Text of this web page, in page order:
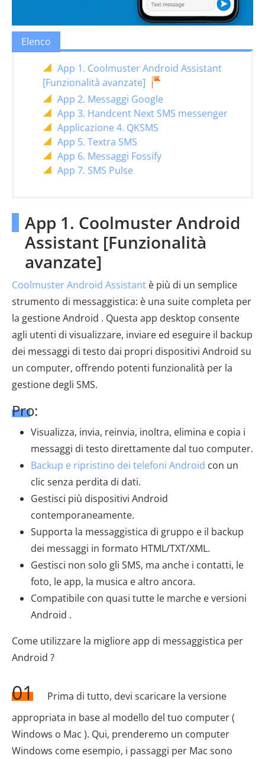
Elenco
App 1. Coolmuster Android Assistant
[Funzionalità avanzate]
App 2. Messaggi Google
App 3. Handcent Next SMS messenger
Applicazione 4. QKSMS
App 5. Textra SMS
App 6. Messaggi Fossify
App 7. SMS Pulse
App 1. Coolmuster Android
Assistant [Funzionalità
avanzate]
Coolmuster Android Assistant è più di un semplice
strumento di messaggistica: è una suite completa per
la gestione Android . Questa app desktop consente
agli utenti di visualizzare, inviare ed eseguire il backup
dei messaggi di testo dai propri dispositivi Android su
un computer, offrendo potenti funzionalità per la
gestione degli SMS.
Pro:
Visualizza, invia, reinvia, inoltra, elimina e copia i
messaggi di testo direttamente dal tuo computer.
Backup e ripristino dei telefoni Android con un
clic senza perdita di dati.
Gestisci più dispositivi Android
contemporaneamente.
Supporta la messaggistica di gruppo e il backup
dei messaggi in formato HTML/TXT/XML.
Gestisci non solo gli SMS, ma anche i contatti, le
foto, le app, la musica e altro ancora.
Compatibile con quasi tutte le marche e versioni
Android .
Come utilizzare la migliore app di messaggistica per
Android ?
01
Prima di tutto, devi scaricare la versione
appropriata in base al modello del tuo computer (
Windows o Mac ). Qui, prenderemo un computer
Windows come esempio, i passaggi per Mac sono